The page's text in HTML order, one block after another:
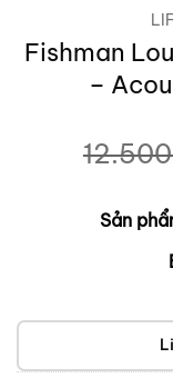
Fishman
–
Sản